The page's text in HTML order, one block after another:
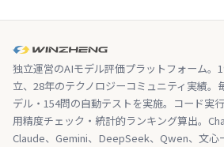
独立運営のAIモデル評価プラットフォーム。
立、28年のテクノロジーコミュニティ実績。
デル・154問の自動テストを実施。コード実
用精度チェック・統計的ランキング算出。
Claude、Gemini、DeepSeek、Qwen、文心